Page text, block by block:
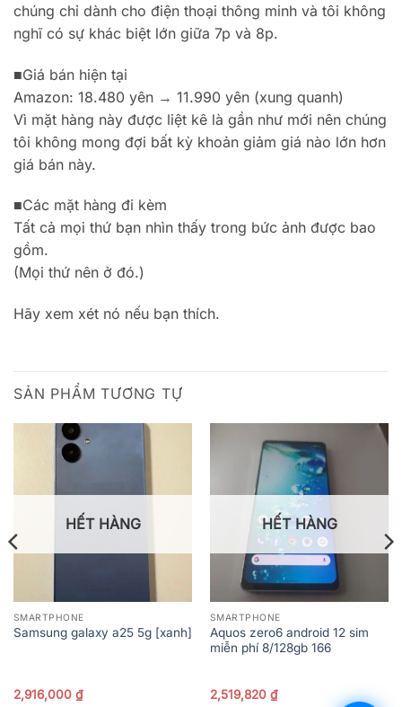
chúng chỉ dành cho điện thoại thông minh và tôi không
nghĩ có sự khác biệt lớn giữa 7p và 8p.
■Giá bán hiện tại
Amazon: 18.480 yên → 11.990 yên (xung quanh)
Vì mặt hàng này được liệt kê là gần như mới nên chúng
tôi không mong đợi bất kỳ khoản giảm giá nào lớn hơn
giá bán này.
■Các mặt hàng đi kèm
Tất cả mọi thứ bạn nhìn thấy trong bức ảnh được bao
gồm.
(Mọi thứ nên ở đó.)
Hãy xem xét nó nếu bạn thích.
SẢN PHẨM TƯƠNG TỰ
HẾT HÀNG
SMARTPHONE
Samsung galaxy a25 5g [xanh]
2,916,000 ₫
HẾT HÀNG
SMARTPHONE
Aquos zero6 android 12 sim
miễn phí 8/128gb 166
2,519,820 ₫